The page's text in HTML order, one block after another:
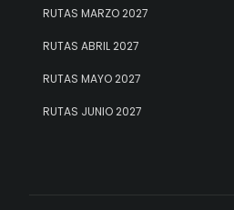
RUTAS MARZO 2027
RUTAS ABRIL 2027
RUTAS MAYO 2027
RUTAS JUNIO 2027